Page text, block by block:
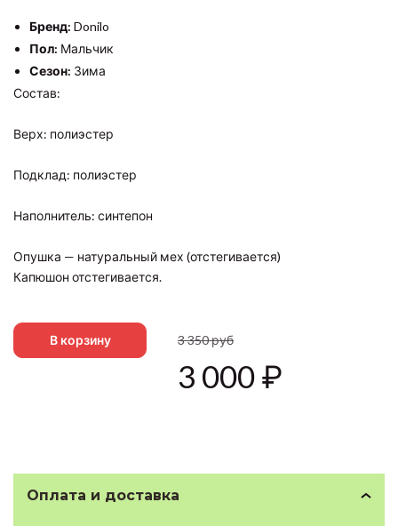
Бренд: Donilo
Пол: Мальчик
Сезон: Зима
Состав:
Верх: полиэстер
Подклад: полиэстер
Наполнитель: синтепон
Опушка — натуральный мех (отстегивается)
Капюшон отстегивается.
В корзину 3 350руб
3 000₽
Оплата и доставка